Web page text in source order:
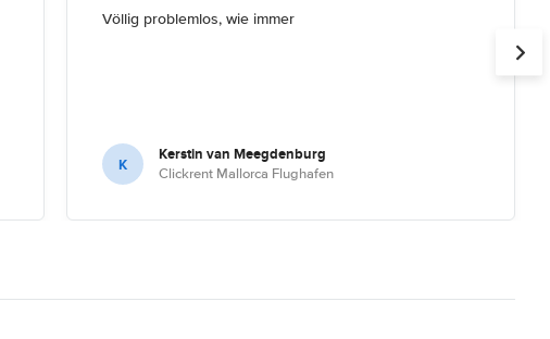
Völlig problemlos, wie immer
K Kerstin van Meegdenburg
Clickrent Mallorca Flughafen